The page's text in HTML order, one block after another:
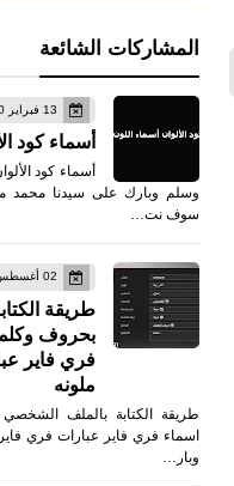
المشاركات الشائعة
13 فبراير 2020
أسماء كود
أسماء كود
وسلم وبارك على سيدنا محمد
سوف نت…
02 أغسطس 2021
طريقة
بحروف
فري فاير
ملونه
طريقة الكتابة بالملف
اسماء فري فاير عبارات فري
وبار…